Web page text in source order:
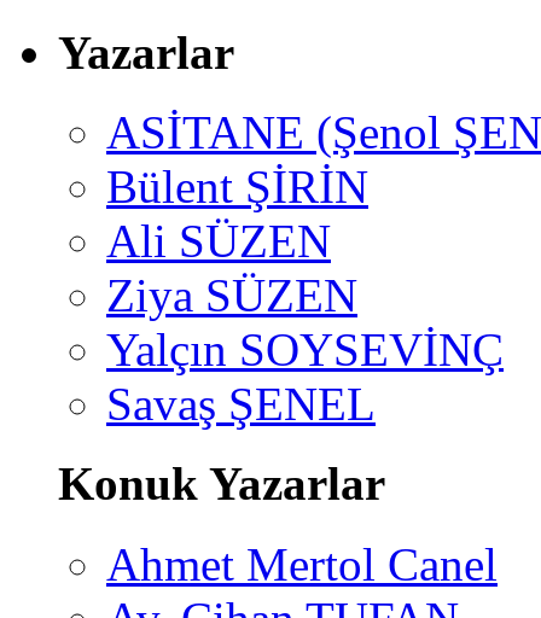
Yazarlar
ASİTANE (Şenol
Bülent ŞİRİN
Ali SÜZEN
Ziya SÜZEN
Yalçın SOYSEVİNÇ
Savaş ŞENEL
Konuk Yazarlar
Ahmet Mertol Canel